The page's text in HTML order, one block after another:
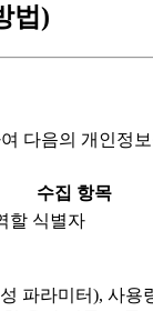
법)
다음의 개인정
수집 항목
할 식별자
파라미터), 사용